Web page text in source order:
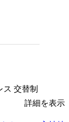
交替制
詳細を表示